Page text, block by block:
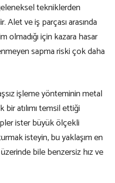
tekniklerden
ve iş parçası arasında
olmadığı için kazara hasar
sapma riski çok daha
işleme yönteminin metal
atılımı temsil ettiği
ister büyük ölçekli
isteyin, bu yaklaşım en
bile benzersiz hız ve